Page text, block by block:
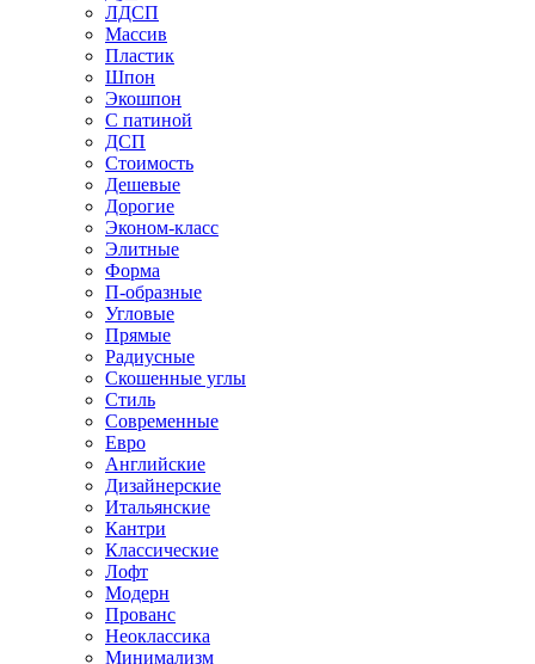
ЛДСП
Массив
Пластик
Шпон
Экошпон
С патиной
ДСП
Стоимость
Дешевые
Дорогие
Эконом-класс
Элитные
Форма
П-образные
Угловые
Прямые
Радиусные
Скошенные углы
Стиль
Современные
Евро
Английские
Дизайнерские
Итальянские
Кантри
Классические
Лофт
Модерн
Прованс
Неоклассика
Минимализм